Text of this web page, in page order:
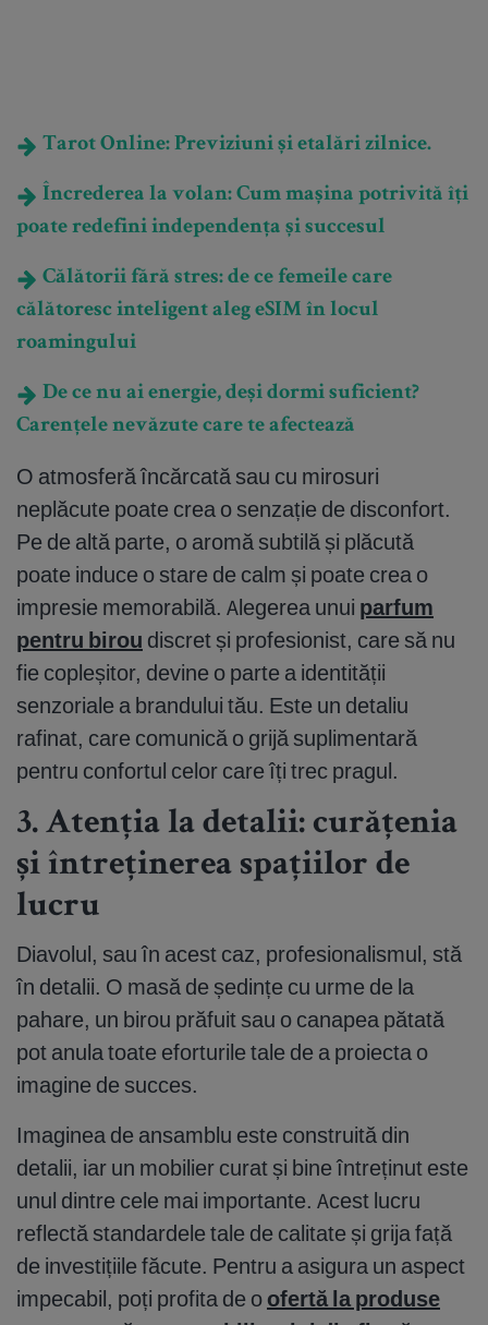
Tarot Online: Previziuni și etalări zilnice.
Încrederea la volan: Cum mașina potrivită îți
poate redefini independența și succesul
Călătorii fără stres: de ce femeile care
călătoresc inteligent aleg eSIM în locul
roamingului
De ce nu ai energie, deși dormi suficient?
Carențele nevăzute care te afectează
O atmosferă încărcată sau cu mirosuri
neplăcute poate crea o senzație de disconfort.
Pe de altă parte, o aromă subtilă și plăcută
poate induce o stare de calm și poate crea o
impresie memorabilă. Alegerea unui parfum
pentru birou discret și profesionist, care să nu
fie copleșitor, devine o parte a identității
senzoriale a brandului tău. Este un detaliu
rafinat, care comunică o grijă suplimentară
pentru confortul celor care îți trec pragul.
3. Atenția la detalii: curățenia
și întreținerea spațiilor de
lucru
Diavolul, sau în acest caz, profesionalismul, stă
în detalii. O masă de ședințe cu urme de la
pahare, un birou prăfuit sau o canapea pătată
pot anula toate eforturile tale de a proiecta o
imagine de succes.
Imaginea de ansamblu este construită din
detalii, iar un mobilier curat și bine întreținut este
unul dintre cele mai importante. Acest lucru
reflectă standardele tale de calitate și grija față
de investițiile făcute. Pentru a asigura un aspect
impecabil, poți profita de o ofertă la produse